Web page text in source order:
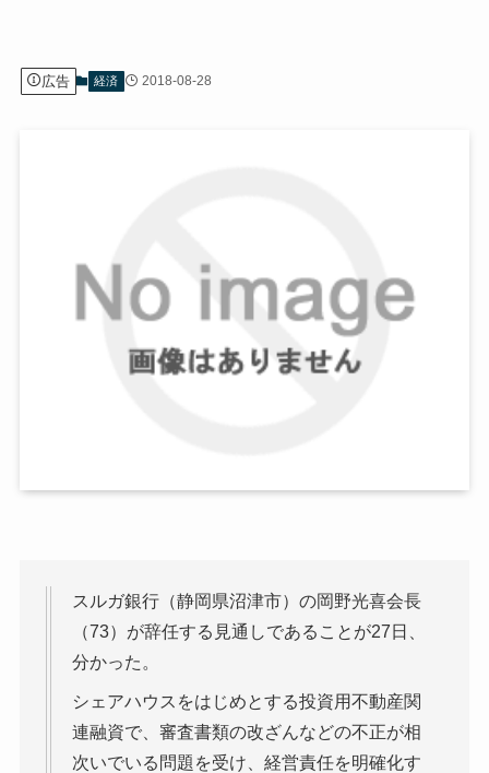
広告 経済 2018-08-28
スルガ銀行（静岡県沼津市）の岡野光喜会長
（73）が辞任する見通しであることが27日、
分かった。
シェアハウスをはじめとする投資用不動産関
連融資で、審査書類の改ざんなどの不正が相
次いでいる問題を受け、経営責任を明確化す